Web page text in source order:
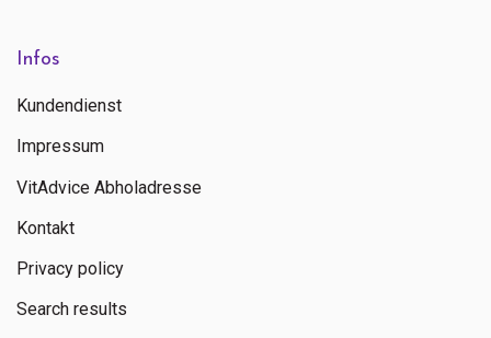
Infos
Kundendienst
Impressum
VitAdvice Abholadresse
Kontakt
Privacy policy
Search results